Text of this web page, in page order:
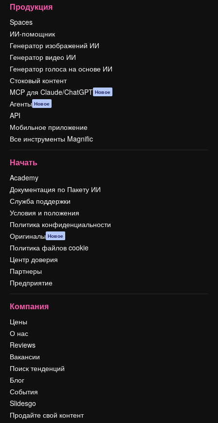
Продукция
Spaces
ИИ-помощник
Генератор изображений ИИ
Генератор видео ИИ
Генератор голоса на основе ИИ
Стоковый контент
MCP для Claude/ChatGPT Новое
Агенты Новое
API
Мобильное приложение
Все инструменты Magnific
Начать
Academy
Документация по Пакету ИИ
Служба поддержки
Условия и положения
Политика конфиденциальности
Оригиналы Новое
Политика файлов cookie
Центр доверия
Партнеры
Предприятие
Компания
Цены
О нас
Reviews
Вакансии
Поиск тенденций
Блог
События
Slidesgo
Продайте свой контент